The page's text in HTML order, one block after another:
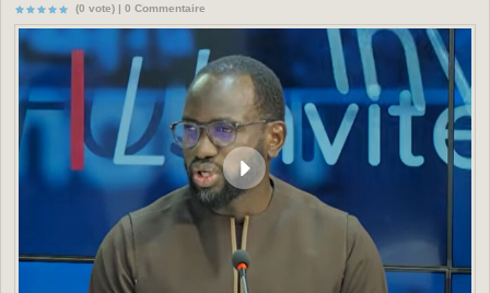
(0 vote) | 0 Commentaire